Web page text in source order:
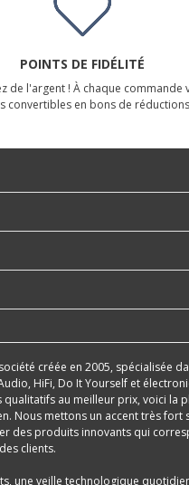
POINTS DE FIDÉLITÉ
de l'argent ! À chaque commande
convertibles en bons de
créée en 2005, spécialisée
HiFi, Do It Yourself et
au meilleur prix, voici la
Nous mettons un accent très fort
des produits innovants qui
clients.
une veille technologique